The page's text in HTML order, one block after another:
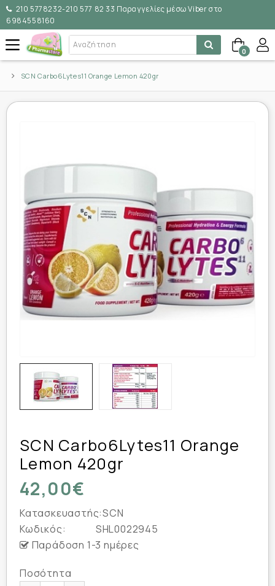
210 5778232-210 577 82 33 Παραγγελίες μέσω Viber στο
6984558160
0
SCN Carbo6Lytes11 Orange Lemon 420gr
SCN Carbo6Lytes11 Orange
Lemon 420gr
42,00€
Κατασκευαστής:SCN
Κωδικός:
SHL0022945
Παράδοση 1-3 ημέρες
Ποσότητα